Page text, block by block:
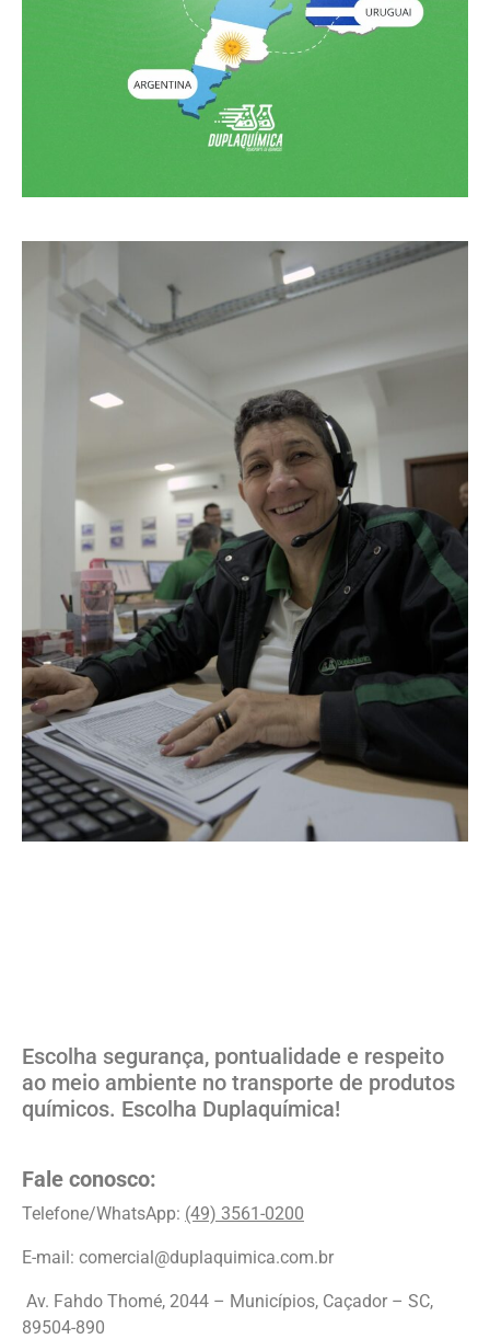
Escolha segurança, pontualidade e respeito
ao meio ambiente no transporte de produtos
químicos. Escolha Duplaquímica!
Fale conosco:
Telefone/WhatsApp: (49) 3561-0200
E-mail: comercial@duplaquimica.com.br
Av. Fahdo Thomé, 2044 – Municípios, Caçador – SC,
89504-890